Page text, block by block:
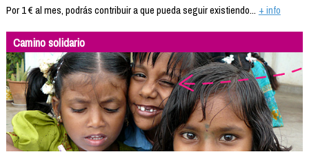
Por 1 € al mes, podrás contribuir a que pueda seguir existiendo... + info
Camino solidario